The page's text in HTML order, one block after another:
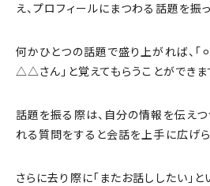
え、プロフィールにまつわる話題を振
何かひとつの話題で盛り上がれば、「
△△さん」と覚えてもらうことができま
話題を振る際は、自分の情報を伝え
れる質問をすると会話を上手に広げら
さらに去り際に「またお話ししたい」